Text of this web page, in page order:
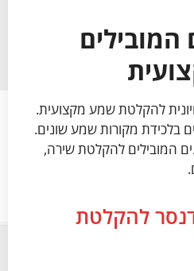
המובילים
להקלטת שמע מקצועית.
בלכידת מקורות שמע שונים.
המובילים להקלטת שירה,
להקלטת